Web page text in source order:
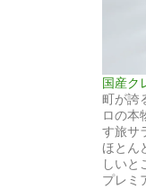
国産ク
町が誇
ロの本
す旅サ
ほとん
しいと
プレミ